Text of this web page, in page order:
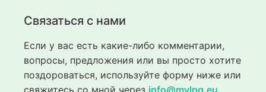
Связаться с нами
Если у вас есть какие-либо комментарии,
вопросы, предложения или вы просто хотите
поздороваться, используйте форму ниже или